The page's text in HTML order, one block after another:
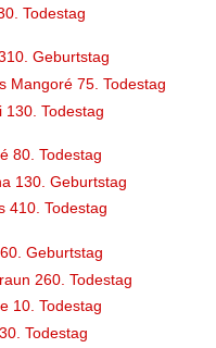
Todestag
Geburtstag
Mangoré 75. Todestag
Todestag
80. Todestag
130. Geburtstag
410. Todestag
Geburtstag
260. Todestag
10. Todestag
Todestag